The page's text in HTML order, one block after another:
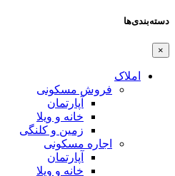
دسته‌بندی‌ها
×
املاک
فروش مسکونی
آپارتمان
خانه و ویلا
زمین و کلنگی
اجاره مسکونی
آپارتمان
خانه و ویلا